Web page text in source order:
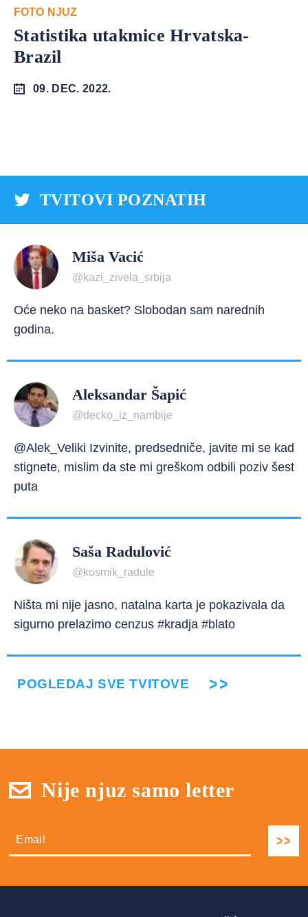
FOTO NJUZ
Statistika utakmice Hrvatska-
Brazil
09. DEC. 2022.
TVITOVI POZNATIH
Miša Vacić
@kazi_zivela_srbija
Oće neko na basket? Slobodan sam narednih
godina.
Aleksandar Šapić
@decko_iz_nambije
@Alek_Veliki Izvinite, predsedniče, javite mi se kad
stignete, mislim da ste mi greškom odbili poziv šest
puta
Saša Radulović
@kosmik_radule
Ništa mi nije jasno, natalna karta je pokazivala da
sigurno prelazimo cenzus #kradja #blato
POGLEDAJ SVE TVITOVE
Nije njuz samo letter